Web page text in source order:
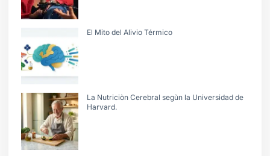
El Mito del Alivio Térmico
La Nutriciòn Cerebral segùn la Universidad de
Harvard.